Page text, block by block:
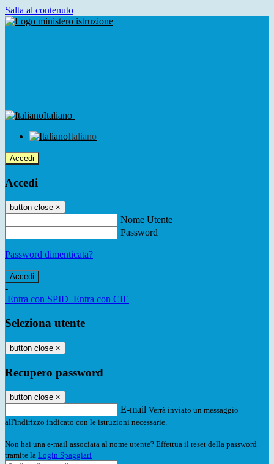
Salta al contenuto
Italiano
Italiano
Accedi
Accedi
button close ×
Nome Utente
Password
Password dimenticata?
-
Entra con SPID Entra con CIE
Seleziona utente
button close ×
Recupero password
button close ×
E-mail Verrà inviato un messaggio
all'indirizzo indicato con le istruzioni necessarie.
Non hai una e-mail associata al nome utente? Effettua il reset della password
tramite la Login Spaggiari